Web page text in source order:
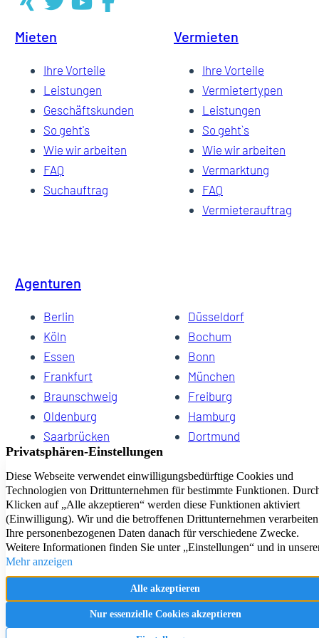
Mieten
Ihre Vorteile
Leistungen
Geschäftskunden
So geht's
Wie wir arbeiten
FAQ
Suchauftrag
Vermieten
Ihre Vorteile
Vermietertypen
Leistungen
So geht`s
Wie wir arbeiten
Vermarktung
FAQ
Vermieterauftrag
Agenturen
Berlin
Düsseldorf
Köln
Bochum
Essen
Bonn
Frankfurt
München
Braunschweig
Freiburg
Oldenburg
Hamburg
Saarbrücken
Dortmund
Hannover
Dresden
Kiel
Wuppertal
Bremen
HomeCompany eG Ihre Agenturen für Wohnen auf Zeit
Impressum Datenschutz Kontakt